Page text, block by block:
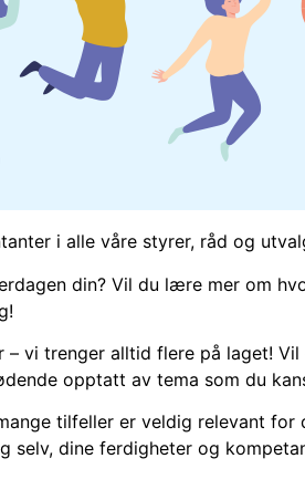
i alle våre styrer, råd og
din? Vil du lære mer om
vi trenger alltid flere på laget!
opptatt av tema som du
tilfeller er veldig relevant
selv, dine ferdigheter og